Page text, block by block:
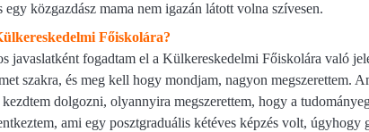
közgazdász mama nem igazán látott volna szívesen.
Főiskolára?
javaslatként fogadtam el a Külkereskedelmi Főiskolára való
szakra, és meg kell hogy mondjam, nagyon megszerettem.
dolgozni, olyannyira megszerettem, hogy a
ami egy posztgraduális kétéves képzés volt, úgyhogy